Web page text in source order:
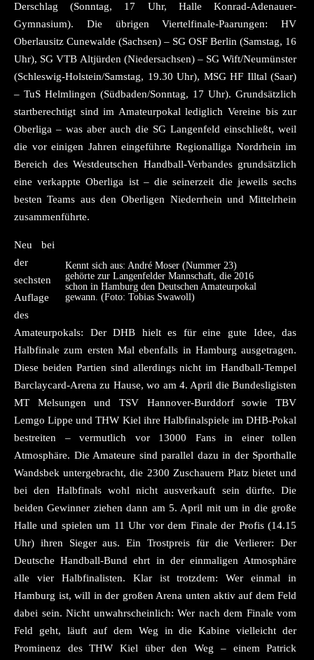
Derschlag (Sonntag, 17 Uhr, Halle Konrad-Adenauer-
Gymnasium). Die übrigen Viertelfinale-Paarungen: HV
Oberlausitz Cunewalde (Sachsen) – SG OSF Berlin (Samstag, 16
Uhr), SG VTB Altjürden (Niedersachsen) – SG Wift/Neumünster
(Schleswig-Holstein/Samstag, 19.30 Uhr), MSG HF Illtal (Saar)
– TuS Helmlingen (Südbaden/Sonntag, 17 Uhr). Grundsätzlich
startberechtigt sind im Amateurpokal lediglich Vereine bis zur
Oberliga – was aber auch die SG Langenfeld einschließt, weil
die vor einigen Jahren eingeführte Regionalliga Nordrhein im
Bereich des Westdeutschen Handball-Verbandes grundsätzlich
eine verkappte Oberliga ist – die seinerzeit die jeweils sechs
besten Teams aus den Oberligen Niederrhein und Mittelrhein
zusammenführte.
Kennt sich aus: André Moser (Nummer 23)
gehörte zur Langenfelder Mannschaft, die 2016
schon in Hamburg den Deutschen Amateurpokal
gewann. (Foto: Tobias Swawoll)
Neu bei
der
sechsten
Auflage
des
Amateurpokals: Der DHB hielt es für eine gute Idee, das
Halbfinale zum ersten Mal ebenfalls in Hamburg ausgetragen.
Diese beiden Partien sind allerdings nicht im Handball-Tempel
Barclaycard-Arena zu Hause, wo am 4. April die Bundesligisten
MT Melsungen und TSV Hannover-Burddorf sowie TBV
Lemgo Lippe und THW Kiel ihre Halbfinalspiele im DHB-Pokal
bestreiten – vermutlich vor 13000 Fans in einer tollen
Atmosphäre. Die Amateure sind parallel dazu in der Sporthalle
Wandsbek untergebracht, die 2300 Zuschauern Platz bietet und
bei den Halbfinals wohl nicht ausverkauft sein dürfte. Die
beiden Gewinner ziehen dann am 5. April mit um in die große
Halle und spielen um 11 Uhr vor dem Finale der Profis (14.15
Uhr) ihren Sieger aus. Ein Trostpreis für die Verlierer: Der
Deutsche Handball-Bund ehrt in der einmaligen Atmosphäre
alle vier Halbfinalisten. Klar ist trotzdem: Wer einmal in
Hamburg ist, will in der großen Arena unten aktiv auf dem Feld
dabei sein. Nicht unwahrscheinlich: Wer nach dem Finale vom
Feld geht, läuft auf dem Weg in die Kabine vielleicht der
Prominenz des THW Kiel über den Weg – einem Patrick